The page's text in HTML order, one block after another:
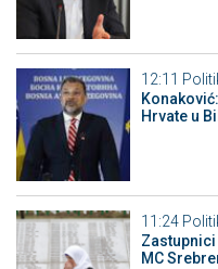
12:11
Hrvate u
11:24
MC